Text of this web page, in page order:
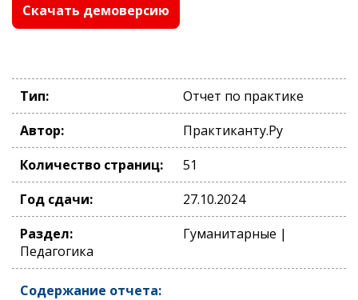
Скачать демоверсию
Тип:
Отчет по практике
Автор:
Практиканту.Ру
Количество страниц:
51
Год сдачи:
27.10.2024
Раздел:
Гуманитарные |
Педагогика
Содержание отчета: